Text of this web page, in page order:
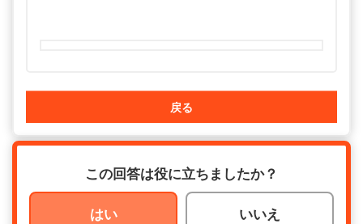
戻る
この回答は役に立ちましたか？
はい いいえ